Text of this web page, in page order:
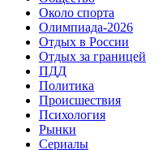
Около спорта
Олимпиада-2026
Отдых в России
Отдых за границей
ПДД
Политика
Происшествия
Психология
Рынки
Сериалы